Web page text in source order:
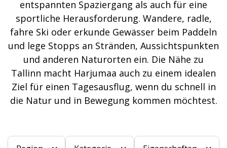
entspannten Spaziergang als auch für eine
sportliche Herausforderung. Wandere, radle,
fahre Ski oder erkunde Gewässer beim Paddeln
und lege Stopps an Stränden, Aussichtspunkten
und anderen Naturorten ein. Die Nähe zu
Tallinn macht Harjumaa auch zu einem idealen
Ziel für einen Tagesausflug, wenn du schnell in
die Natur und in Bewegung kommen möchtest.